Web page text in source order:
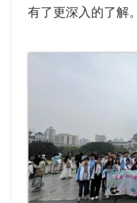
有了更深入的了解